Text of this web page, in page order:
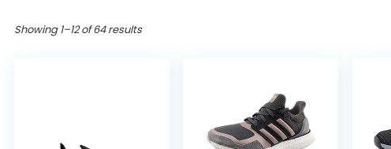
Showing 1–12 of 64 results